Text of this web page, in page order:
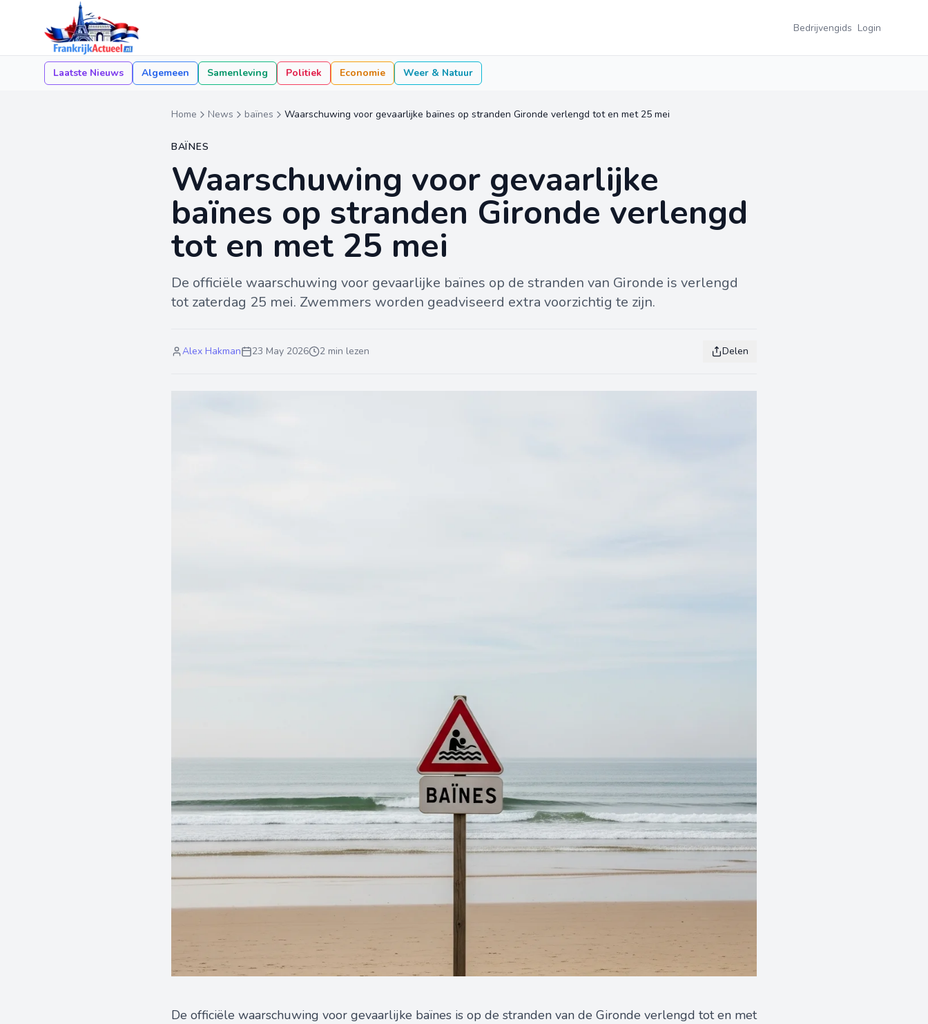
Bedrijvengids Login
Laatste Nieuws Algemeen Samenleving Politiek Economie Weer & Natuur
Home News baïnes Waarschuwing voor gevaarlijke baïnes op stranden Gironde verlengd tot en met 25 mei
BAÏNES
Waarschuwing voor gevaarlijke
baïnes op stranden Gironde verlengd
tot en met 25 mei
De officiële waarschuwing voor gevaarlijke baïnes op de stranden van Gironde is verlengd
tot zaterdag 25 mei. Zwemmers worden geadviseerd extra voorzichtig te zijn.
Alex Hakman 23 May 2026 2 min lezen Delen
De officiële waarschuwing voor gevaarlijke baïnes is op de stranden van de Gironde verlengd tot en met